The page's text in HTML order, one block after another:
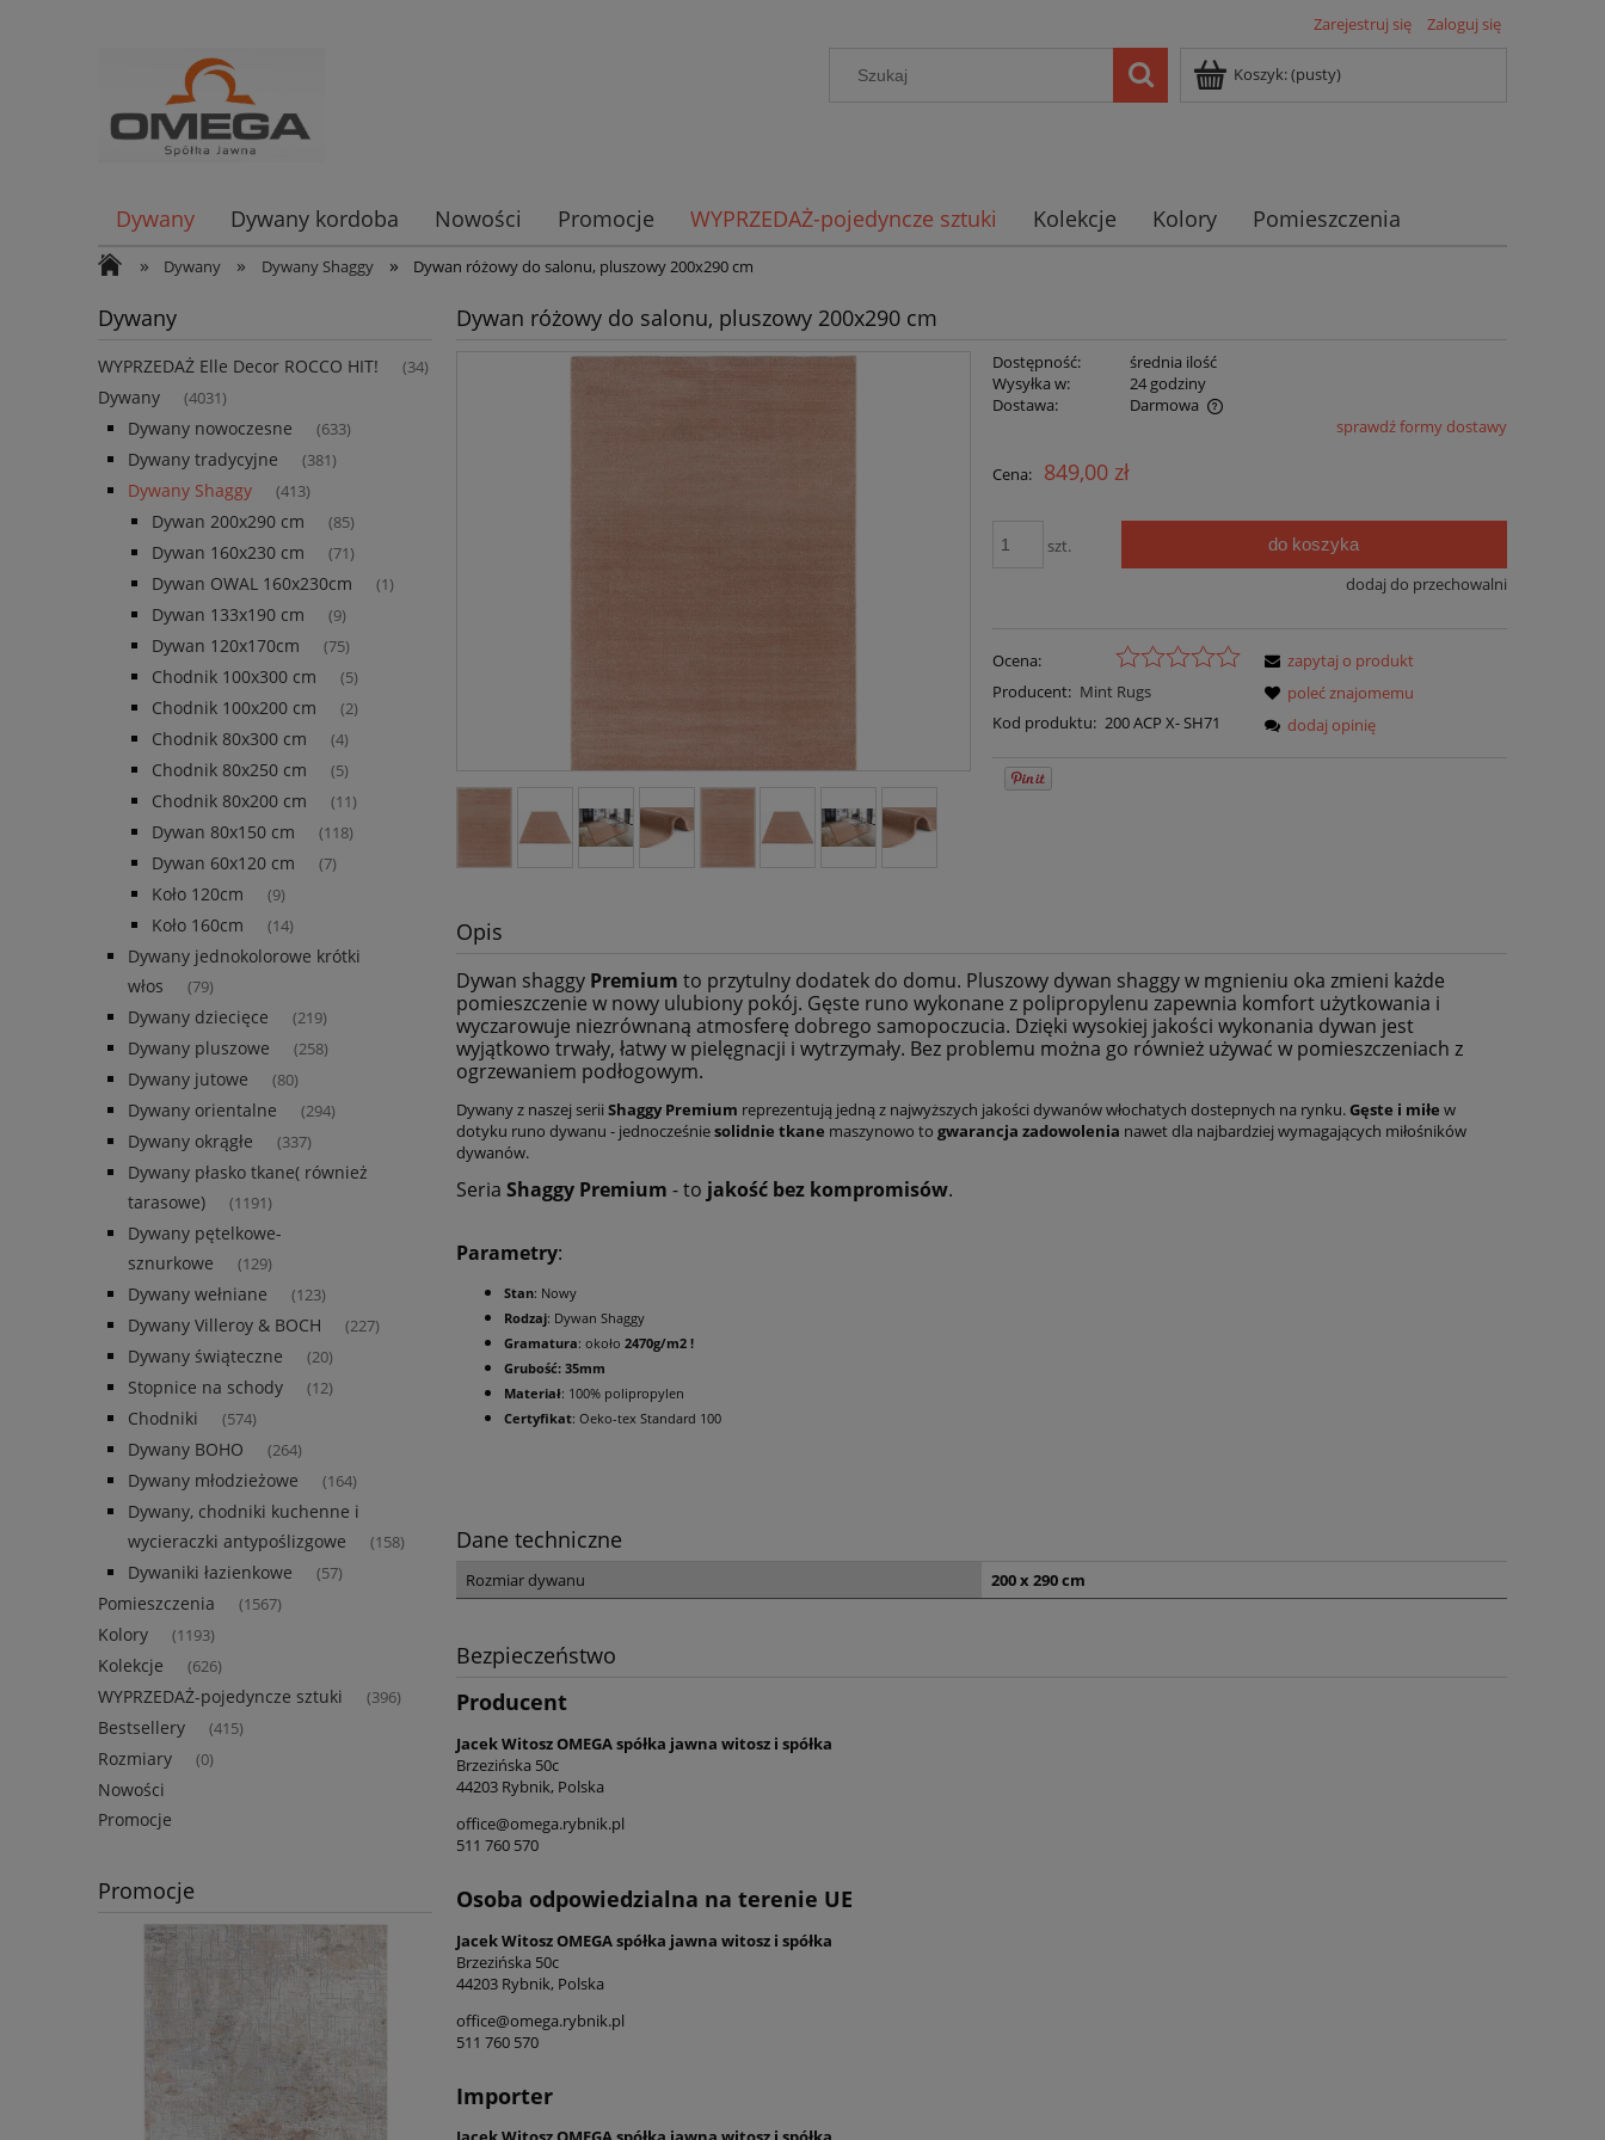
Zarejestruj się Zaloguj się
Koszyk:(pusty)
Dywany Dywany kordoba Nowości Promocje WYPRZEDAŻ-pojedyncze sztuki Kolekcje Kolory Pomieszczenia
» Dywany » Dywany Shaggy » Dywan różowy do salonu, pluszowy 200x290 cm
Dywany
WYPRZEDAŻ Elle Decor ROCCO HIT! (34)
Dywany (4031)
Dywany nowoczesne (633)
Dywany tradycyjne (381)
Dywany Shaggy (413)
Dywan 200x290 cm (85)
Dywan 160x230 cm (71)
Dywan OWAL 160x230cm (1)
Dywan 133x190 cm (9)
Dywan 120x170cm (75)
Chodnik 100x300 cm (5)
Chodnik 100x200 cm (2)
Chodnik 80x300 cm (4)
Chodnik 80x250 cm (5)
Chodnik 80x200 cm (11)
Dywan 80x150 cm (118)
Dywan 60x120 cm (7)
Koło 120cm (9)
Koło 160cm (14)
Dywany jednokolorowe krótki
włos
(79)
Dywany dziecięce (219)
Dywany pluszowe (258)
Dywany jutowe (80)
Dywany orientalne (294)
Dywany okrągłe (337)
Dywany płasko tkane( również
tarasowe)
(1191)
Dywany pętelkowe-
sznurkowe
(129)
Dywany wełniane (123)
Dywany Villeroy & BOCH (227)
Dywany świąteczne (20)
Stopnice na schody (12)
Chodniki (574)
Dywany BOHO (264)
Dywany młodzieżowe (164)
Dywany, chodniki kuchenne i
wycieraczki antypoślizgowe
(158)
Dywaniki łazienkowe (57)
Pomieszczenia (1567)
Kolory (1193)
Kolekcje (626)
WYPRZEDAŻ-pojedyncze sztuki (396)
Bestsellery (415)
Rozmiary (0)
Nowości
Promocje
Promocje
Dywan różowy do salonu, pluszowy 200x290 cm
Dostępność:
średnia ilość
Wysyłka w:
24 godziny
Dostawa:
Darmowa
sprawdź formy dostawy
Cena: 849,00 zł
szt. do koszyka
dodaj do przechowalni
Ocena:
Producent: Mint Rugs
Kod produktu: 200 ACP X- SH71
zapytaj o produkt
poleć znajomemu
dodaj opinię
Opis
Dywan shaggy Premium to przytulny dodatek do domu. Pluszowy dywan shaggy w mgnieniu oka zmieni każde
pomieszczenie w nowy ulubiony pokój. Gęste runo wykonane z polipropylenu zapewnia komfort użytkowania i
wyczarowuje niezrównaną atmosferę dobrego samopoczucia. Dzięki wysokiej jakości wykonania dywan jest
wyjątkowo trwały, łatwy w pielęgnacji i wytrzymały. Bez problemu można go również używać w pomieszczeniach z
ogrzewaniem podłogowym.
Dywany z naszej serii Shaggy Premium reprezentują jedną z najwyższych jakości dywanów włochatych dostepnych na rynku.Gęste i miłe w
dotyku runo dywanu - jednocześniesolidnie tkane maszynowo to gwarancja zadowolenia nawet dla najbardziej wymagających miłośników
dywanów.
Seria Shaggy Premium - to jakość bez kompromisów.
Parametry:
Stan: Nowy
Rodzaj: Dywan Shaggy
Gramatura: około 2470g/m2 !
Grubość: 35mm
Materiał: 100% polipropylen
Certyfikat: Oeko-tex Standard 100
Dane techniczne
Rozmiar dywanu 200 x 290 cm
Bezpieczeństwo
Producent
Jacek Witosz OMEGA spółka jawna witosz i spółka
Brzezińska 50c
44203 Rybnik, Polska
office@omega.rybnik.pl
511 760 570
Osoba odpowiedzialna na terenie UE
Jacek Witosz OMEGA spółka jawna witosz i spółka
Brzezińska 50c
44203 Rybnik, Polska
office@omega.rybnik.pl
511 760 570
Importer